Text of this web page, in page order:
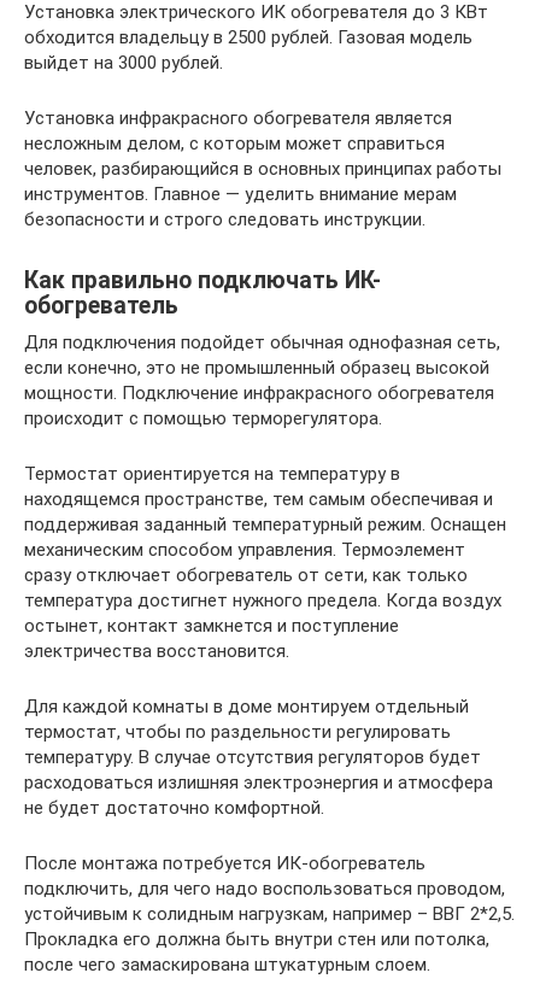
Установка электрического ИК обогревателя до 3 КВт
обходится владельцу в 2500 рублей. Газовая модель
выйдет на 3000 рублей.
Установка инфракрасного обогревателя является
несложным делом, с которым может справиться
человек, разбирающийся в основных принципах работы
инструментов. Главное — уделить внимание мерам
безопасности и строго следовать инструкции.
Как правильно подключать ИК-
обогреватель
Для подключения подойдет обычная однофазная сеть,
если конечно, это не промышленный образец высокой
мощности. Подключение инфракрасного обогревателя
происходит с помощью терморегулятора.
Термостат ориентируется на температуру в
находящемся пространстве, тем самым обеспечивая и
поддерживая заданный температурный режим. Оснащен
механическим способом управления. Термоэлемент
сразу отключает обогреватель от сети, как только
температура достигнет нужного предела. Когда воздух
остынет, контакт замкнется и поступление
электричества восстановится.
Для каждой комнаты в доме монтируем отдельный
термостат, чтобы по раздельности регулировать
температуру. В случае отсутствия регуляторов будет
расходоваться излишняя электроэнергия и атмосфера
не будет достаточно комфортной.
После монтажа потребуется ИК-обогреватель
подключить, для чего надо воспользоваться проводом,
устойчивым к солидным нагрузкам, например – ВВГ 2*2,5.
Прокладка его должна быть внутри стен или потолка,
после чего замаскирована штукатурным слоем.